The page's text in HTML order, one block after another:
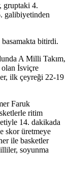
gruptaki 4.
galibiyetinden
bitirdi.
A Milli Takım,
İsviçre
ilk çeyreği 22-19
Faruk
ritim
14. dakikada
skor üretmeye
ile basketler
soyunma